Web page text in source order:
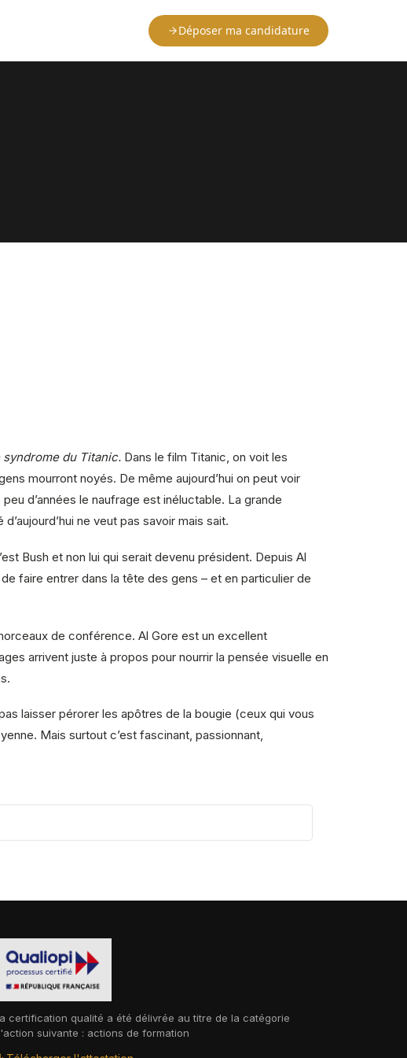
Déposer ma candidature
syndrome du Titanic. Dans le film Titanic, on voit les
mourront noyés. De même aujourd’hui on peut voir
d’années le naufrage est inéluctable. La grande
ne veut pas savoir mais sait.
Bush et non lui qui serait devenu président. Depuis Al
faire entrer dans la tête des gens – et en particulier de
de conférence. Al Gore est un excellent
arrivent juste à propos pour nourrir la pensée visuelle en
laisser pérorer les apôtres de la bougie (ceux qui vous
Mais surtout c’est fascinant, passionnant,
certification qualité a été délivrée au titre de la catégorie
suivante : actions de formation